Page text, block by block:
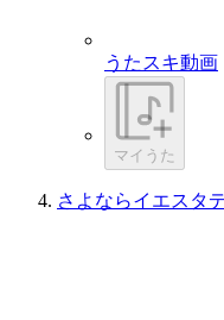
うたスキ動画
マイうた
さよならイエスタ